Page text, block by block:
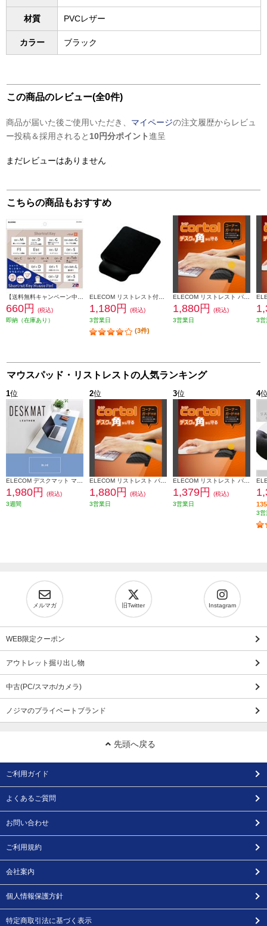
材質 PVCレザー
カラー ブラック
この商品のレビュー(全0件)
商品が届いた後ご使用いただき、 マイページの注文履歴からレビュ
ー投稿＆採用されると 10円分ポイント進呈
まだレビューはありません
こちらの商品もおすすめ
660円
(税込)
即納（在庫あり）
1,180円
(税込)
3営業日
(3件)
1,880円
(税込)
3営業日
3営
マウスパッド・リストレストの人気ランキング
1位
1,980円
(税込)
3週間
2位
1,880円
(税込)
3営業日
3位
1,379円
(税込)
3営業日
4
3営
メルマガ 旧Twitter Instagram
WEB限定クーポン
アウトレット掘り出し物
中古(PC/スマホ/カメラ)
ノジマのプライベートブランド
先頭へ戻る
ご利用ガイド
よくあるご質問
お問い合わせ
ご利用規約
会社案内
個人情報保護方針
特定商取引法に基づく表示